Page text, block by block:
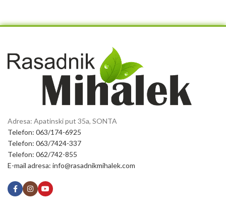
Adresa: Apatinski put 35a, SONTA
Telefon: 063/174-6925
Telefon: 063/7424-337
Telefon: 062/742-855
E-mail adresa: info@rasadnikmihalek.com